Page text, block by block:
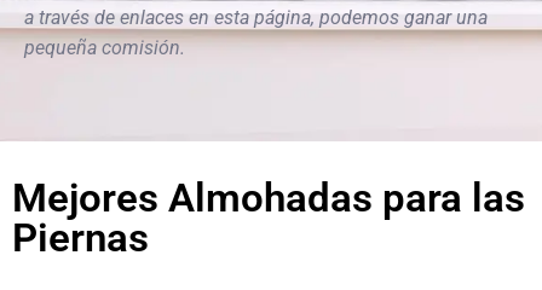
a través de enlaces en esta página, podemos ganar una
pequeña comisión.
Mejores Almohadas para las
Piernas